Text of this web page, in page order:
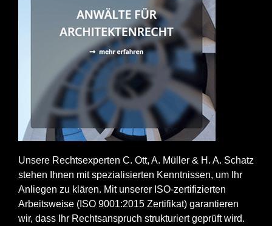
Unsere Rechtsexperten C. Ott, A. Müller & H. A. Schatz
stehen Ihnen mit spezialisierten Kenntnissen, um Ihr
Anliegen zu klären. Mit unserer ISO-zertifizierten
Arbeitsweise (ISO 9001:2015 Zertifikat) garantieren
wir, dass Ihr Rechtsanspruch strukturiert geprüft wird.